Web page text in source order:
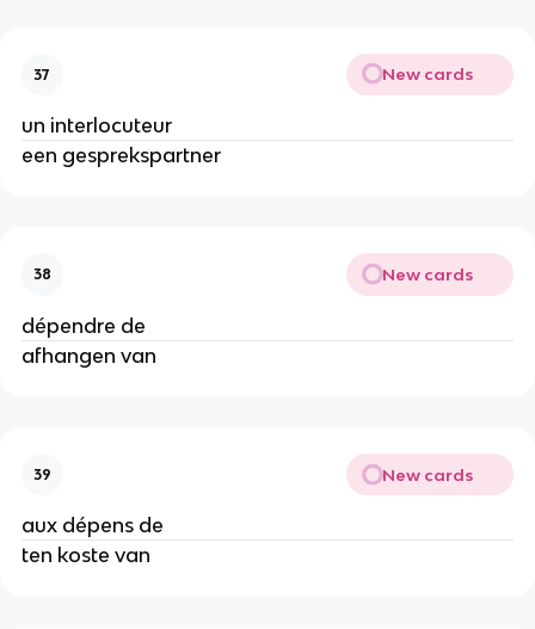
37 New cards
un interlocuteur
een gesprekspartner
38 New cards
dépendre de
afhangen van
39 New cards
aux dépens de
ten koste van